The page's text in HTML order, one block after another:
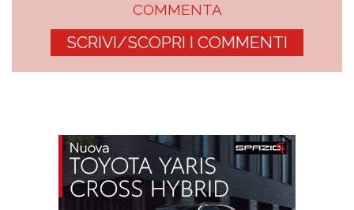
COMMENTA
SCRIVI/SCOPRI I COMMENTI